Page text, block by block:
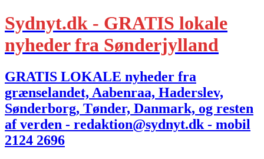
Sydnyt.dk - GRATIS lokale
nyheder fra Sønderjylland
GRATIS LOKALE nyheder fra
grænselandet, Aabenraa, Haderslev,
Sønderborg, Tønder, Danmark, og resten
af verden - redaktion@sydnyt.dk - mobil
2124 2696